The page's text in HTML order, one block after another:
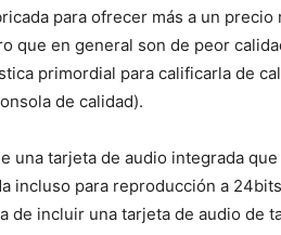
para ofrecer más a un
que en general son de peor
primordial para calificarla de
de calidad).
una tarjeta de audio integrada
incluso para reproducción a
de incluir una tarjeta de audio